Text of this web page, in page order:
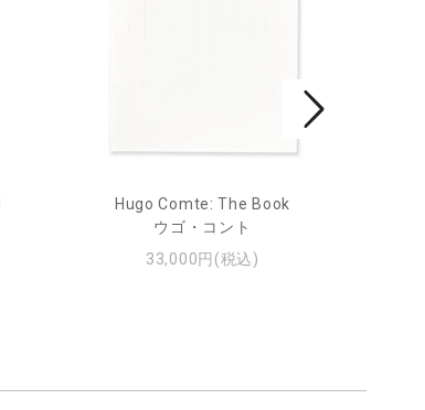
Hugo Comte: The Book
ウゴ・コント
33,000円(税込)